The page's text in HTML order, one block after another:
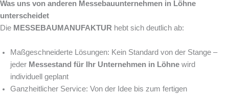
Was uns von anderen Messebauunternehmen in Löhne
unterscheidet
Die MESSEBAUMANUFAKTUR hebt sich deutlich ab:
Maßgeschneiderte Lösungen: Kein Standard von der Stange –
jeder Messestand für Ihr Unternehmen in Löhne wird
individuell geplant
Ganzheitlicher Service: Von der Idee bis zum fertigen